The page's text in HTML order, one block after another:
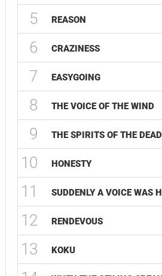
5 REASON
6 CRAZINESS
7 EASYGOING
8 THE VOICE OF THE WIND
9 THE SPIRITS OF THE DEAD
10 HONESTY
11 SUDDENLY A VOICE WAS
12 RENDEVOUS
13 KOKU